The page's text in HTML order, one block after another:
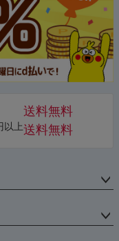
以上
送料無料
送料無料